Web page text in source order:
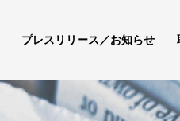
プレスリリース／お知らせ